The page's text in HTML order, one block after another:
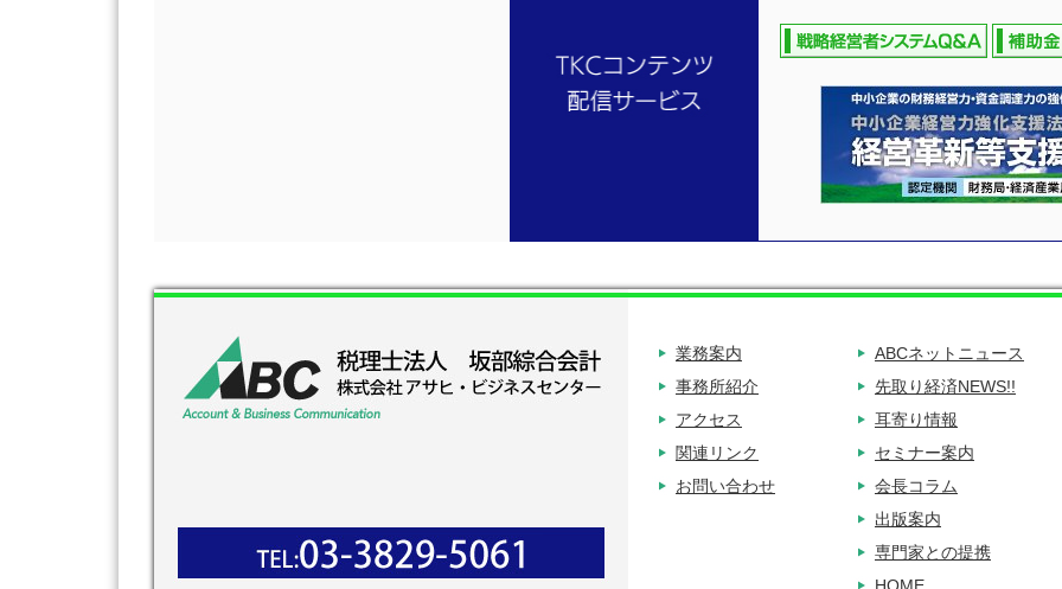
業務案内
事務所紹介
アクセス
関連リンク
お問い合わせ
ABCネットニュース
先取り経済NEWS!!
耳寄り情報
セミナー案内
会長コラム
出版案内
専門家との提携